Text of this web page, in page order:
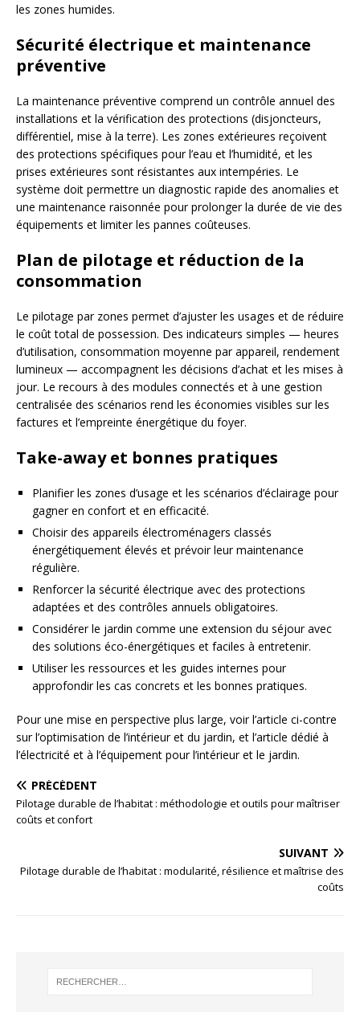
les zones humides.
Sécurité électrique et maintenance
préventive
La maintenance préventive comprend un contrôle annuel des
installations et la vérification des protections (disjoncteurs,
différentiel, mise à la terre). Les zones extérieures reçoivent
des protections spécifiques pour l’eau et l’humidité, et les
prises extérieures sont résistantes aux intempéries. Le
système doit permettre un diagnostic rapide des anomalies et
une maintenance raisonnée pour prolonger la durée de vie des
équipements et limiter les pannes coûteuses.
Plan de pilotage et réduction de la
consommation
Le pilotage par zones permet d’ajuster les usages et de réduire
le coût total de possession. Des indicateurs simples — heures
d’utilisation, consommation moyenne par appareil, rendement
lumineux — accompagnent les décisions d’achat et les mises à
jour. Le recours à des modules connectés et à une gestion
centralisée des scénarios rend les économies visibles sur les
factures et l’empreinte énergétique du foyer.
Take-away et bonnes pratiques
Planifier les zones d’usage et les scénarios d’éclairage pour
gagner en confort et en efficacité.
Choisir des appareils électroménagers classés
énergétiquement élevés et prévoir leur maintenance
régulière.
Renforcer la sécurité électrique avec des protections
adaptées et des contrôles annuels obligatoires.
Considérer le jardin comme une extension du séjour avec
des solutions éco-énergétiques et faciles à entretenir.
Utiliser les ressources et les guides internes pour
approfondir les cas concrets et les bonnes pratiques.
Pour une mise en perspective plus large, voir l’article ci-contre
sur l’optimisation de l’intérieur et du jardin, et l’article dédié à
l’électricité et à l’équipement pour l’intérieur et le jardin.
PRÉCÉDENT
Pilotage durable de l’habitat : méthodologie et outils pour maîtriser
coûts et confort
SUIVANT
Pilotage durable de l’habitat : modularité, résilience et maîtrise des
coûts